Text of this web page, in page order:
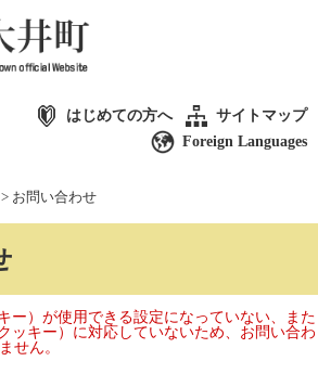
はじめての方へ
サイトマップ
Foreign Languages
> お問い合わせ
ー）が使用できる設定になっていない、また
ッキー）に対応していないため、お問い合わ
せん。